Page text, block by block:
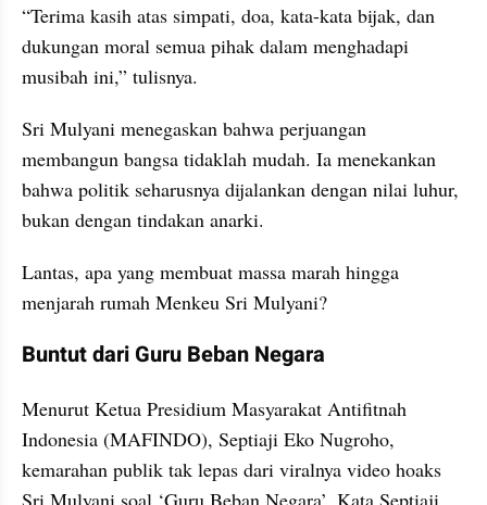
“Terima kasih atas simpati, doa, kata-kata bijak, dan
dukungan moral semua pihak dalam menghadapi
musibah ini,” tulisnya.
Sri Mulyani menegaskan bahwa perjuangan
membangun bangsa tidaklah mudah. Ia menekankan
bahwa politik seharusnya dijalankan dengan nilai luhur,
bukan dengan tindakan anarki.
Lantas, apa yang membuat massa marah hingga
menjarah rumah Menkeu Sri Mulyani?
Buntut dari Guru Beban Negara
Menurut Ketua Presidium Masyarakat Antifitnah
Indonesia (MAFINDO), Septiaji Eko Nugroho,
kemarahan publik tak lepas dari viralnya video hoaks